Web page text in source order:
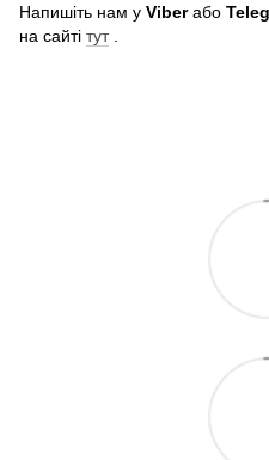
Напишіть нам у Viberабо
на сайті тут.